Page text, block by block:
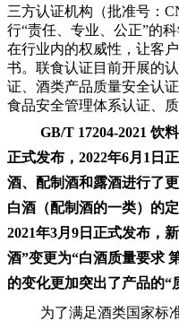
三方认证机构（批准号：
行“责任、专业、公正”的
在行业内的权威性，让客
书。联食认证目前开展的
证、酒类产品质量安全认
食品安全管理体系认证、
GB/T 17204-2021 饮
正式发布，2022年6月1日
酒、配制酒和露酒进行了
白酒（配制酒的一类）的
2021年3月9日正式发布，
酒”变更为“白酒质量要求
的变化更加突出了产品的“
为了满足酒类国家标